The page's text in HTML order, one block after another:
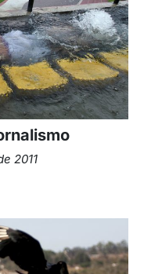
2011